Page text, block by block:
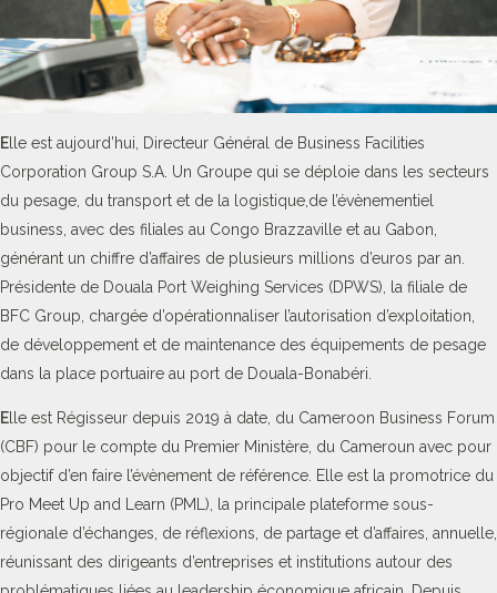
E lle est aujourd’hui, Directeur Général de Business Facilities
Corporation Group S.A. Un Groupe qui se déploie dans les secteurs
du pesage, du transport et de la logistique,de l’évènementiel
business, avec des filiales au Congo Brazzaville et au Gabon,
générant un chiffre d’affaires de plusieurs millions d’euros par an.
Présidente de Douala Port Weighing Services (DPWS), la filiale de
BFC Group, chargée d’opérationnaliser l’autorisation d’exploitation,
de développement et de maintenance des équipements de pesage
dans la place portuaire au port de Douala-Bonabéri.
E lle est Régisseur depuis 2019 à date, du Cameroon Business Forum
(CBF) pour le compte du Premier Ministère, du Cameroun avec pour
objectif d’en faire l’évènement de référence. Elle est la promotrice du
Pro Meet Up and Learn (PML), la principale plateforme sous-
régionale d’échanges, de réflexions, de partage et d’affaires, annuelle,
réunissant des dirigeants d’entreprises et institutions autour des